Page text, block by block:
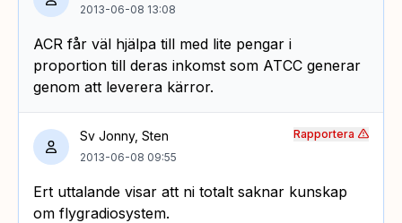
2013-06-08 13:08
ACR får väl hjälpa till med lite pengar i
proportion till deras inkomst som ATCC generar
genom att leverera kärror.
Sv Jonny, Sten
2013-06-08 09:55
Ert uttalande visar att ni totalt saknar kunskap
om flygradiosystem.
Rapportera